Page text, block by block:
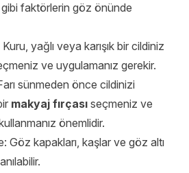
gibi faktörlerin göz önünde
yağlı veya karışık bir cildiniz
ve uygulamanız gerekir.
sünmeden önce cildinizi
makyaj fırçası seçmeniz ve
önemlidir.
Göz kapakları, kaşlar ve göz altı